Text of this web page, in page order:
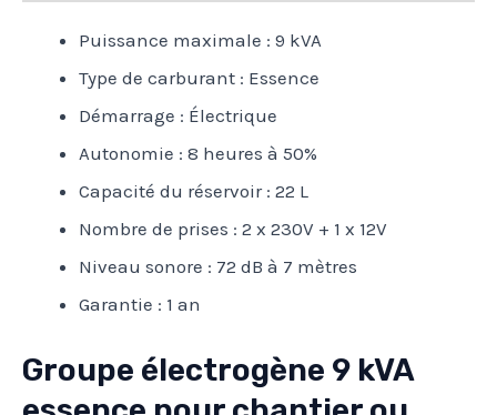
Puissance maximale : 9 kVA
Type de carburant : Essence
Démarrage : Électrique
Autonomie : 8 heures à 50%
Capacité du réservoir : 22 L
Nombre de prises : 2 x 230V + 1 x 12V
Niveau sonore : 72 dB à 7 mètres
Garantie : 1 an
Groupe électrogène 9 kVA